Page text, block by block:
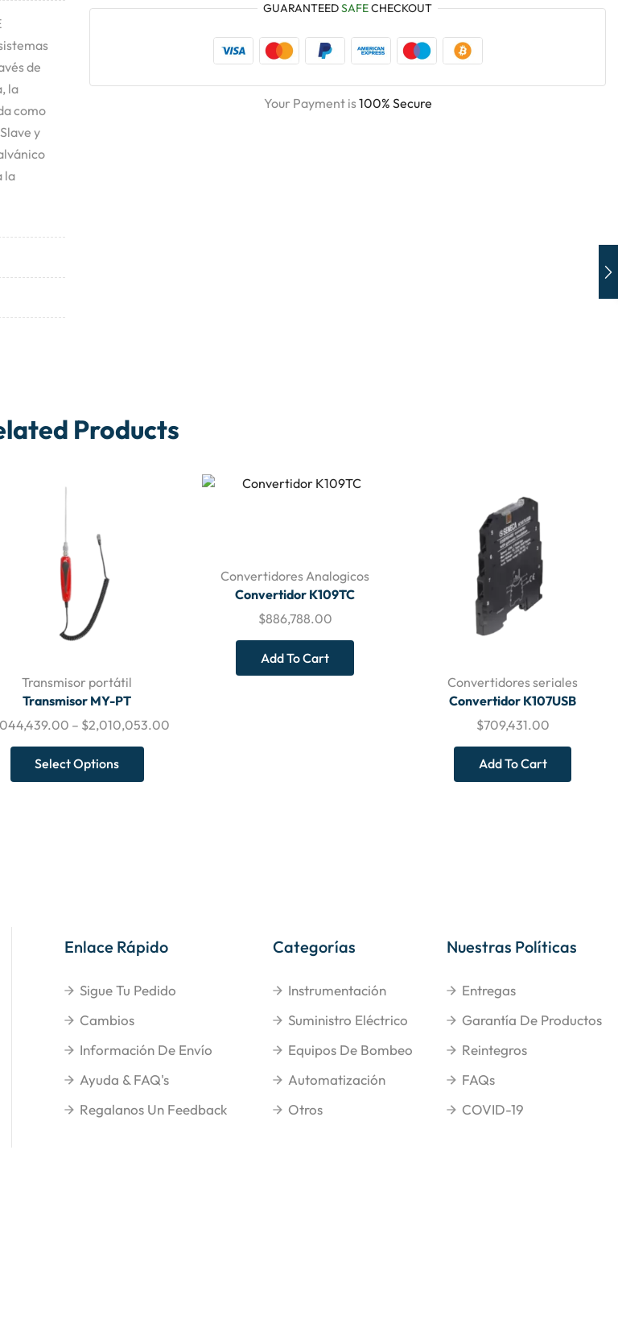
de
la
como
y
la
GUARANTEEDSAFECHECKOUT
Your Payment is100% Secure
Products
Transmisor portátil
Transmisor MY-PT
– $2,010,053.00
Select Options
Convertidores Analogicos
Convertidor K109TC
$886,788.00
Add To Cart
Convertidores seriales
Convertidor K107USB
$709,431.00
Add To Cart
Enlace Rápido
Sigue Tu Pedido
Cambios
Información De Envío
Ayuda & FAQ's
Regalanos Un Feedback
Categorías
Instrumentación
Suministro Eléctrico
Equipos De Bombeo
Automatización
Otros
Nuestras Políticas
Entregas
Garantía De Productos
Reintegros
FAQs
COVID-19